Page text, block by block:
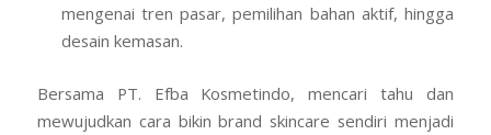
mengenai tren pasar, pemilihan bahan aktif, hingga
desain kemasan.
Bersama PT. Efba Kosmetindo, mencari tahu dan
mewujudkan cara bikin brand skincare sendiri menjadi